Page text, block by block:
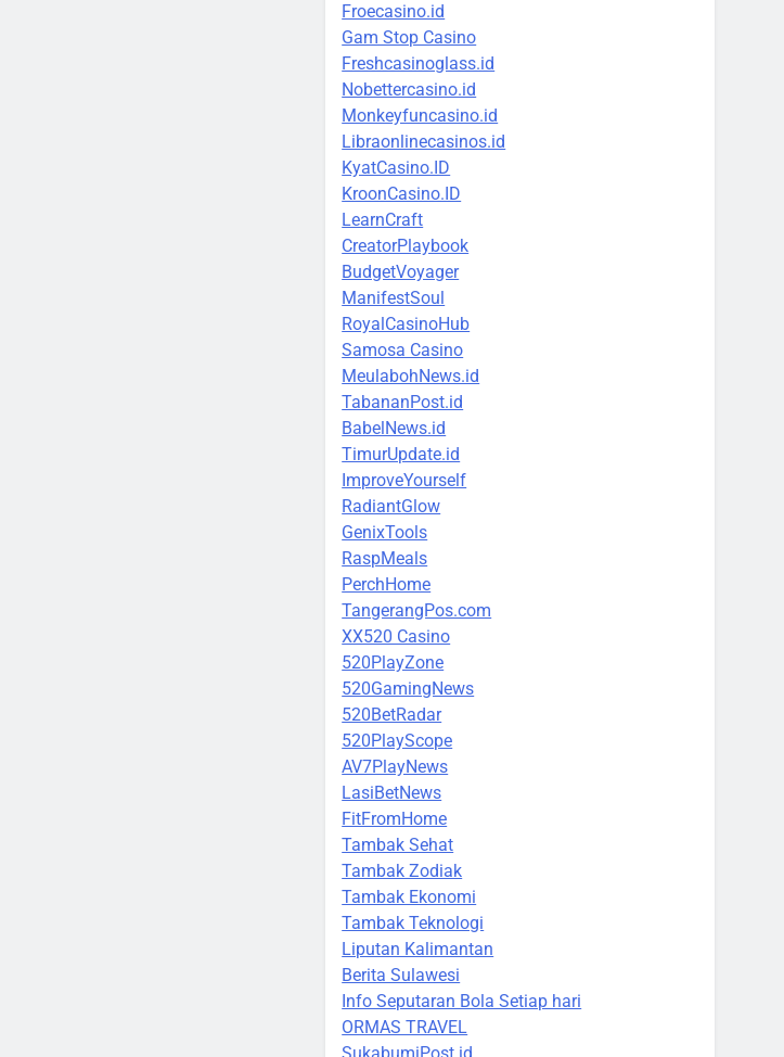
Froecasino.id
Gam Stop Casino
Freshcasinoglass.id
Nobettercasino.id
Monkeyfuncasino.id
Libraonlinecasinos.id
KyatCasino.ID
KroonCasino.ID
LearnCraft
CreatorPlaybook
BudgetVoyager
ManifestSoul
RoyalCasinoHub
Samosa Casino
MeulabohNews.id
TabananPost.id
BabelNews.id
TimurUpdate.id
ImproveYourself
RadiantGlow
GenixTools
RaspMeals
PerchHome
TangerangPos.com
XX520 Casino
520PlayZone
520GamingNews
520BetRadar
520PlayScope
AV7PlayNews
LasiBetNews
FitFromHome
Tambak Sehat
Tambak Zodiak
Tambak Ekonomi
Tambak Teknologi
Liputan Kalimantan
Berita Sulawesi
Info Seputaran Bola Setiap hari
ORMAS TRAVEL